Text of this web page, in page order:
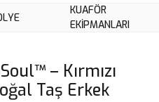
KUAFÖR
EKIPMANLARI
– Kırmızı
Taş Erkek